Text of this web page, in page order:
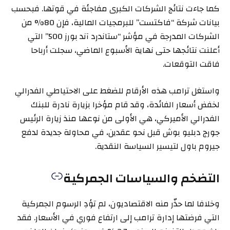
كما جاءت نتائج الشركات الكبرى مفاجئة في قوتها. فبحسب
بيانات شركة “فاكتست” للبرمجيات المالية، فإن 80% من
الشركات المدرجة في مؤشر “ستاندرد آند بورز 500” التي
أعلنت نتائجها حتى نهاية الأسبوع الماضي، سجلت أرباحا
فاقت التوقعات.
واستغل ترامب هذه الأرقام للضغط على الاحتياطي الفدرالي
لخفض أسعار الفائدة، وقد قام مؤخرا بزيارة نادرة للبنك
الفدرالي الأميركي، هي الأولى من نوعها منذ زيارة الرئيس
جورج دبليو بوش قبل نحو عقدين، في محاولة جديدة لدفع
جيروم باول لتيسير السياسة النقدية.
التضخم والسياسات الجمركية
وخلافا لما حذّر منه الاقتصاديون، لم تؤدِ الرسوم الجمركية
التي فرضتها إدارة ترامب إلى ارتفاع فوري في الأسعار. فقد